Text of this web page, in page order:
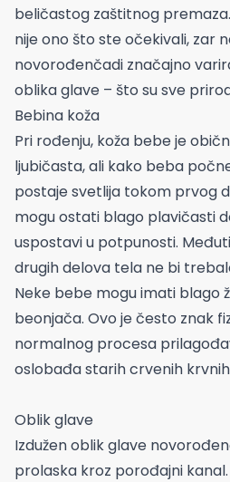
beličastog zaštitnog
nije ono što ste očekivali, zar
novorođenčadi značajno
oblika glave – što su sve
Bebina koža
Pri rođenju, koža bebe je
ljubičasta, ali kako beba
postaje svetlija tokom prvog
mogu ostati blago plavičasti
uspostavi u potpunosti.
drugih delova tela ne bi
Neke bebe mogu imati blago
beonjača. Ovo je često znak
normalnog procesa
oslobađa starih crvenih
Oblik glave
Izdužen oblik glave
prolaska kroz porođajni